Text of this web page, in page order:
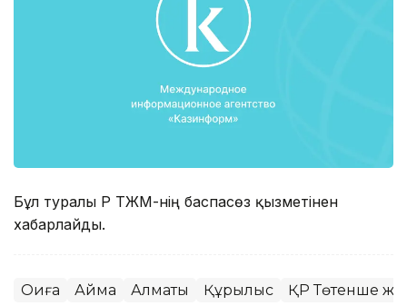
Бұл туралы ҚР ТЖМ-нің баспасөз қызметінен
хабарлайды.
Оқиға Аймақ Алматы Құрылыс ҚР Төтенше